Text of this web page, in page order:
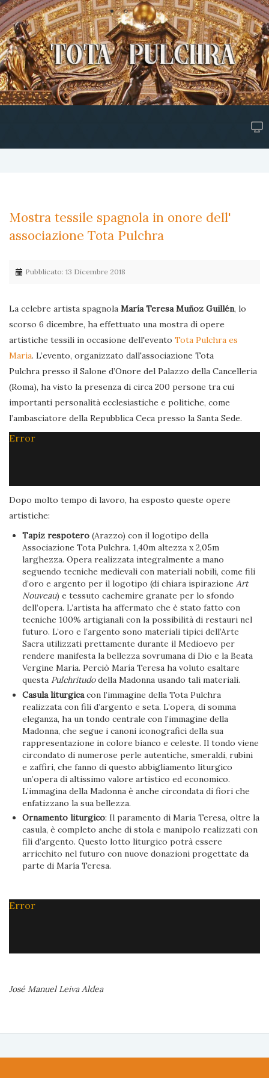
Mostra tessile spagnola in onore dell'
associazione Tota Pulchra
Pubblicato: 13 Dicembre 2018
La celebre artista spagnola María Teresa Muñoz Guillén, lo
scorso 6 dicembre, ha effettuato una mostra di opere
artistiche tessili in occasione dell'evento Tota Pulchra es
Maria. L’evento, organizzato dall'associazione Tota
Pulchra presso il Salone d’Onore del Palazzo della Cancelleria
(Roma), ha visto la presenza di circa 200 persone tra cui
importanti personalità ecclesiastiche e politiche, come
l’ambasciatore della Repubblica Ceca presso la Santa Sede.
Error
Dopo molto tempo di lavoro, ha esposto queste opere
artistiche:
Tapiz respotero (Arazzo) con il logotipo della
Associazione Tota Pulchra. 1,40m altezza x 2,05m
larghezza. Opera realizzata integralmente a mano
seguendo tecniche medievali con materiali nobili, come fili
d’oro e argento per il logotipo (di chiara ispirazioneArt
Nouveau) e tessuto cachemire granate per lo sfondo
dell’opera. L’artista ha affermato che è stato fatto con
tecniche 100% artigianali con la possibilità di restauri nel
futuro. L’oro e l’argento sono materiali tipici dell’Arte
Sacra utilizzati prettamente durante il Medioevo per
rendere manifesta la bellezza sovrumana di Dio e la Beata
Vergine Maria. Perciò María Teresa ha voluto esaltare
questa Pulchritudodella Madonna usando tali materiali.
Casula liturgicacon l’immagine della Tota Pulchra
realizzata con fili d’argento e seta. L’opera, di somma
eleganza, ha un tondo centrale con l’immagine della
Madonna, che segue i canoni iconografici della sua
rappresentazione in colore bianco e celeste. Il tondo viene
circondato di numerose perle autentiche, smeraldi, rubini
e zaffiri, che fanno di questo abbigliamento liturgico
un’opera di altissimo valore artistico ed economico.
L’immagina della Madonna è anche circondata di fiori che
enfatizzano la sua bellezza.
Ornamento liturgico: Il paramento di Maria Teresa, oltre la
casula, è completo anche di stola e manipolo realizzati con
fili d’argento. Questo lotto liturgico potrà essere
arricchito nel futuro con nuove donazioni progettate da
parte di María Teresa.
Error
José Manuel Leiva Aldea